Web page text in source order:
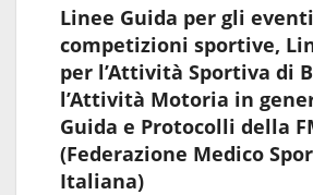
Linee Guida per gli
competizioni sportive,
per l’Attività Sportiva di
l’Attività Motoria in
Guida e Protocolli della
(Federazione Medico
Italiana)